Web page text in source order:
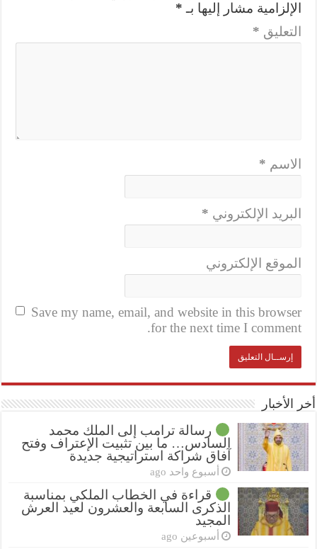
الإلزامية مشار إليها بـ *
التعليق *
الاسم *
البريد الإلكتروني *
الموقع الإلكتروني
Save my name, email, and website in this browser
for the next time I comment.
أخر الأخبار
رسالة ترامب إلى الملك محمد
السادس… ما بين تثبيت الإعتراف وفتح
آفاق شراكة استراتيجية جديدة
أسبوع واحد ago
قراءة في الخطاب الملكي بمناسبة
الذكرى السابعة والعشرون لعيد العرش
المجيد
أسبوعين ago